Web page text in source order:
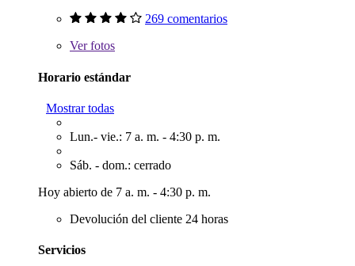
269 comentarios
Verfotos
Horario estándar
Mostrar todas
Lun.- vie.: 7 a. m. - 4:30 p. m.
Sáb. - dom.: cerrado
Hoy abierto de 7 a. m. - 4:30 p. m.
Devolución del cliente 24 horas
Servicios